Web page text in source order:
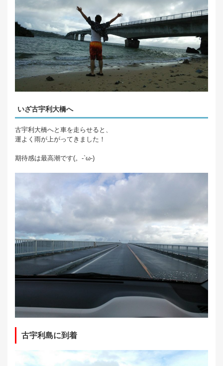
いざ古宇利大橋へ
古宇利大橋へと車を走らせると、
運よく雨が上がってきました！
期待感は最高潮です(。-`ω-)
古宇利島に到着